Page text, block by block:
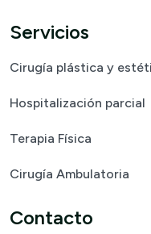
Servicios
Cirugía plástica y
Hospitalización parcial
Terapia Física
Cirugía Ambulatoria
Contacto